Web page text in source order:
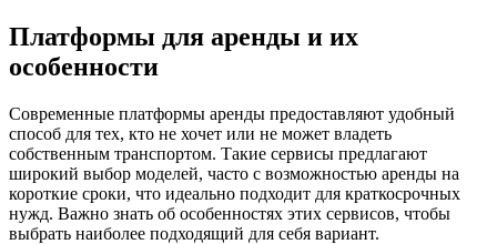
Платформы для аренды и их
особенности
Современные платформы аренды предоставляют удобный
способ для тех, кто не хочет или не может владеть
собственным транспортом. Такие сервисы предлагают
широкий выбор моделей, часто с возможностью аренды на
короткие сроки, что идеально подходит для краткосрочных
нужд. Важно знать об особенностях этих сервисов, чтобы
выбрать наиболее подходящий для себя вариант.